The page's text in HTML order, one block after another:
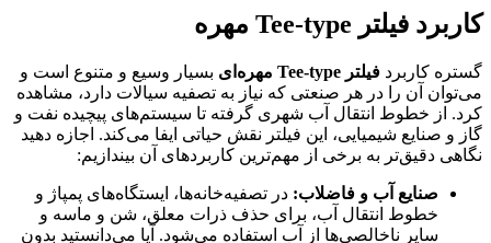
کاربرد فیلتر Tee-type مهره
گستره کاربرد فیلتر Tee-type مهره‌ای
بسیار وسیع و متنوع است و
می‌توان آن را در هر صنعتی که نیاز به تصفیه سیالات دارد، مشاهده
کرد. از خطوط انتقال آب شهری گرفته تا سیستم‌های پیچیده نفت و
گاز و صنایع شیمیایی، این فیلتر نقش حیاتی ایفا می‌کند. اجازه دهید
نگاهی دقیق‌تر به برخی از مهم‌ترین کاربردهای آن بیندازیم:
صنایع آب و فاضلاب: در تصفیه‌خانه‌ها، ایستگاه‌های پمپاژ و
خطوط انتقال آب، برای حذف ذرات معلق، شن و ماسه و
سایر ناخالصی‌ها از آب استفاده می‌شود. آیا می‌دانستید بدون